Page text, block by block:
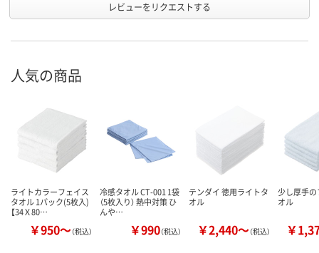
レビューをリクエストする
人気の商品
ライトカラーフェイス
タオル 1パック(5枚入)
【34Ｘ80…
￥950～（税込）
冷感タオル CT-001 1袋
（5枚入り） 熱中対策 ひ
んや…
￥990（税込）
テンダイ 徳用ライトタ
オル
￥2,440～（税込）
少し厚手
オル
￥